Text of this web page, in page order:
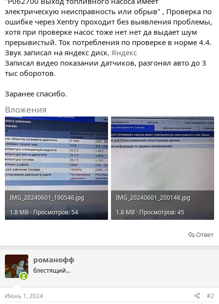
электрическую неисправность или обрыв" , Проверка по
ошибке через Xentry проходит без выявления проблемы,
хотя при проверке насос тоже нет нет да выдает шум
прерывистый. Ток потребления по проверке в норме 4.4.
Звук записал на яндекс диск. Яндекс
Записал видео показании датчиков, разгонял авто до 3
тыс оборотов.
Заранее спасибо.
Вложения
IMG_20240601_190546.jpg
1.8 MB · Просмотров: 54
IMG_20240601_200148.jpg
1.8 MB · Просмотров: 45
Ответ
романофф
блестящий...
Июнь 1, 2024 #2